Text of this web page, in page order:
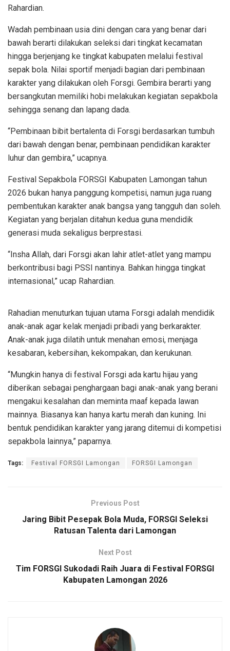
Rahardian.
Wadah pembinaan usia dini dengan cara yang benar dari
bawah berarti dilakukan seleksi dari tingkat kecamatan
hingga berjenjang ke tingkat kabupaten melalui festival
sepak bola. Nilai sportif menjadi bagian dari pembinaan
karakter yang dilakukan oleh Forsgi. Gembira berarti yang
bersangkutan memiliki hobi melakukan kegiatan sepakbola
sehingga senang dan lapang dada.
“Pembinaan bibit bertalenta di Forsgi berdasarkan tumbuh
dari bawah dengan benar, pembinaan pendidikan karakter
luhur dan gembira,” ucapnya.
Festival Sepakbola FORSGI Kabupaten Lamongan tahun
2026 bukan hanya panggung kompetisi, namun juga ruang
pembentukan karakter anak bangsa yang tangguh dan soleh.
Kegiatan yang berjalan ditahun kedua guna mendidik
generasi muda sekaligus berprestasi.
“Insha Allah, dari Forsgi akan lahir atlet-atlet yang mampu
berkontribusi bagi PSSI nantinya. Bahkan hingga tingkat
internasional,” ucap Rahardian.
Rahadian menuturkan tujuan utama Forsgi adalah mendidik
anak-anak agar kelak menjadi pribadi yang berkarakter.
Anak-anak juga dilatih untuk menahan emosi, menjaga
kesabaran, kebersihan, kekompakan, dan kerukunan.
“Mungkin hanya di festival Forsgi ada kartu hijau yang
diberikan sebagai penghargaan bagi anak-anak yang berani
mengakui kesalahan dan meminta maaf kepada lawan
mainnya. Biasanya kan hanya kartu merah dan kuning. Ini
bentuk pendidikan karakter yang jarang ditemui di kompetisi
sepakbola lainnya,” paparnya.
Tags: Festival FORSGI Lamongan FORSGI Lamongan
Previous Post
Jaring Bibit Pesepak Bola Muda, FORSGI Seleksi
Ratusan Talenta dari Lamongan
Next Post
Tim FORSGI Sukodadi Raih Juara di Festival FORSGI
Kabupaten Lamongan 2026